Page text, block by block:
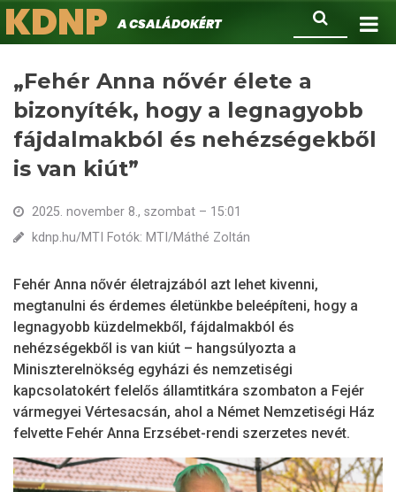
Ugrás
a
Keresés
KDNPA családokért.
„Fehér Anna nővér élete a
bizonyíték, hogy a legnagyobb
fájdalmakból és nehézségekből
is van kiút”
2025. november 8., szombat – 15:01
kdnp.hu/MTI Fotók: MTI/Máthé Zoltán
Fehér Anna nővér életrajzából azt lehet kivenni,
megtanulni és érdemes életünkbe beleépíteni, hogy a
legnagyobb küzdelmekből, fájdalmakból és
nehézségekből is van kiút – hangsúlyozta a
Miniszterelnökség egyházi és nemzetiségi
kapcsolatokért felelős államtitkára szombaton a Fejér
vármegyei Vértesacsán, ahol a Német Nemzetiségi Ház
felvette Fehér Anna Erzsébet-rendi szerzetes nevét.